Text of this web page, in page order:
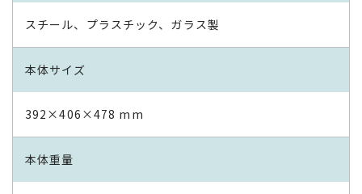
スチール、プラスチック、ガラス製
本体サイズ
392×406×478 mm
本体重量